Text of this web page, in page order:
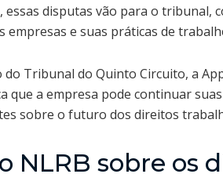
essas disputas vão para o tribunal,
empresas e suas práticas de
do Tribunal do Quinto Circuito, a
que a empresa pode continuar
sobre o futuro dos direitos
NLRB sobre os